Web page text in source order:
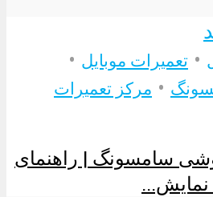
• تعمیرات موبایل •
• مرکز تعمیرات
سامسونگ | راهنمای